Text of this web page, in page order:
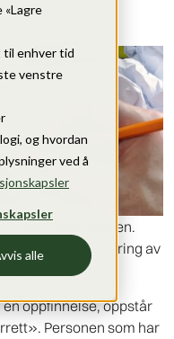
til enhver tid
venstre
og hvordan
ved å
alle
Partner
på arbeidsplassen.
sikre riktig plassering av
oppfinnelse, oppstår
Personen som har